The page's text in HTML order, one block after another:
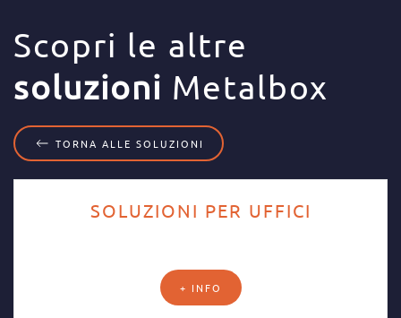
Scopri le altre
soluzioni Metalbox
TORNA ALLE SOLUZIONI
SOLUZIONI PER UFFICI
+ INFO